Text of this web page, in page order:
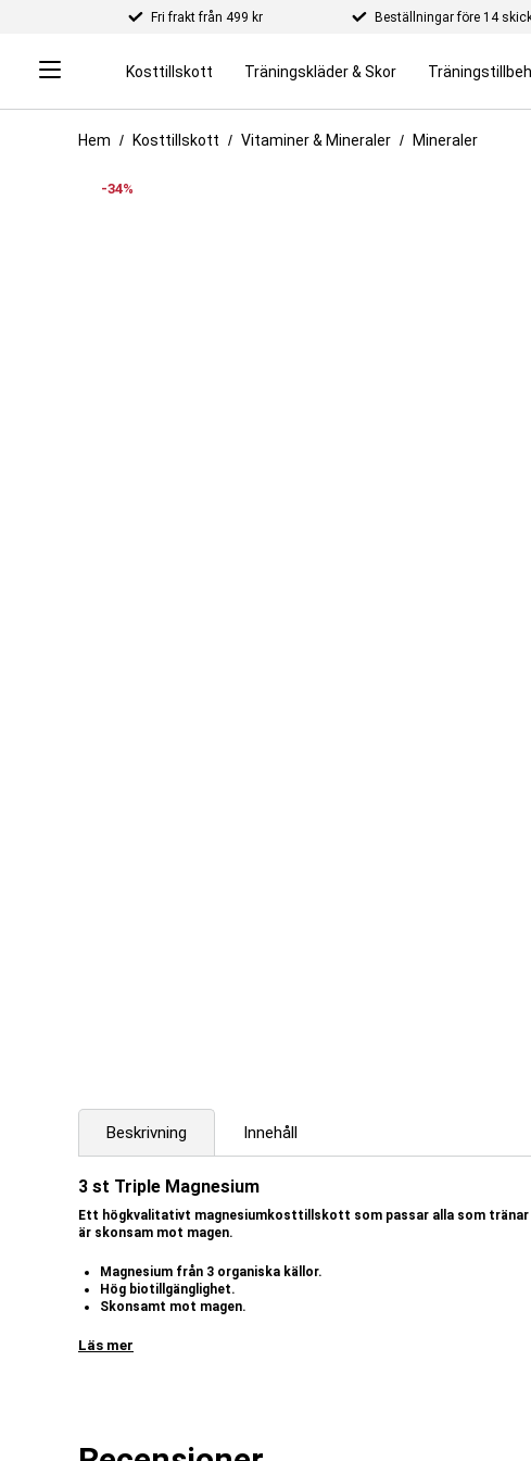
Fri frakt från 499 kr Beställningar före 14
Kosttillskott Träningskläder & Skor
Hem Kosttillskott Vitaminer & Mineraler Mineraler
-34%
Beskrivning Innehåll
3 st Triple Magnesium
Ett högkvalitativt magnesiumkosttillskott som passar alla som
är skonsam mot magen.
Magnesium från 3 organiska källor.
Hög biotillgänglighet.
Skonsamt mot magen.
Tillverkat i Sverige.
Magnesium är ett livsnödvändigt
Läs mer